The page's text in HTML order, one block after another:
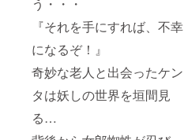
う・・・
『それを手にすれば、不幸
になるぞ！』
奇妙な老人と出会ったケン
タは妖しの世界を垣間見
る…